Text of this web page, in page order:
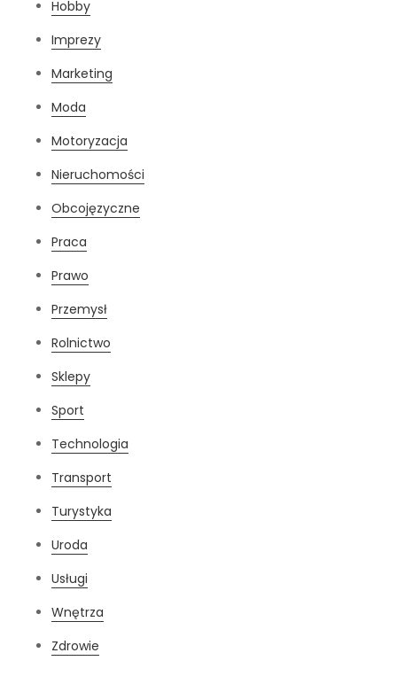
Hobby
Imprezy
Marketing
Moda
Motoryzacja
Nieruchomości
Obcojęzyczne
Praca
Prawo
Przemysł
Rolnictwo
Sklepy
Sport
Technologia
Transport
Turystyka
Uroda
Usługi
Wnętrza
Zdrowie